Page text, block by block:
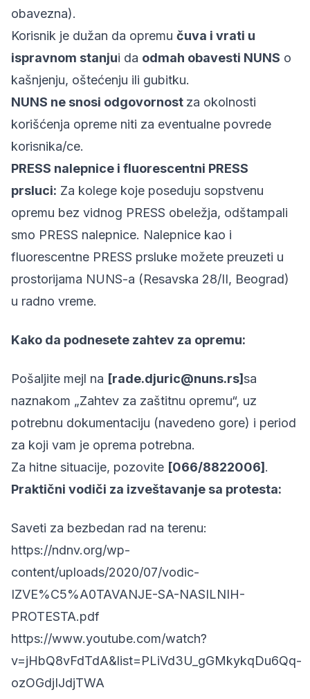
obavezna).
Korisnik je dužan da opremu čuva i vrati u
ispravnom stanjui da odmah obavesti NUNS o
kašnjenju, oštećenju ili gubitku.
NUNS ne snosi odgovornost za okolnosti
korišćenja opreme niti za eventualne povrede
korisnika/ce.
PRESS nalepnice i fluorescentni PRESS
prsluci: Za kolege koje poseduju sopstvenu
opremu bez vidnog PRESS obeležja, odštampali
smo PRESS nalepnice. Nalepnice kao i
fluorescentne PRESS prsluke možete preuzeti u
prostorijama NUNS-a (Resavska 28/II, Beograd)
u radno vreme.
Kako da podnesete zahtev za opremu:
Pošaljite mejl na [rade.djuric@nuns.rs]sa
naznakom „Zahtev za zaštitnu opremu“, uz
potrebnu dokumentaciju (navedeno gore) i period
za koji vam je oprema potrebna.
Za hitne situacije, pozovite [066/8822006] .
Praktični vodiči za izveštavanje sa protesta:
Saveti za bezbedan rad na terenu:
https://ndnv.org/wp-
content/uploads/2020/07/vodic-
IZVE%C5%A0TAVANJE-SA-NASILNIH-
PROTESTA.pdf
https://www.youtube.com/watch?
v=jHbQ8vFdTdA&list=PLiVd3U_gGMkykqDu6Qq-
ozOGdjIJdjTWA